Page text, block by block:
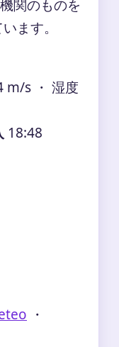
関のものを
ます。
m/s ・ 湿度
18:48
・